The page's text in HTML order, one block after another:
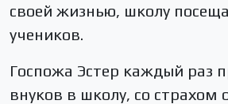
своей жизнью, школу
учеников.
Госпожа Эстер каждый раз
внуков в школу, со страхом